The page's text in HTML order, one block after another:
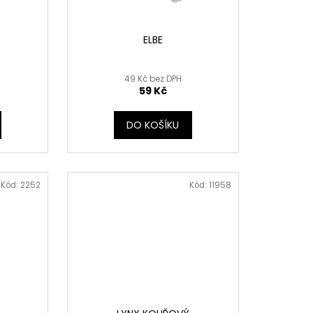
ELBE
49 Kč bez DPH
59 Kč
DO KOŠÍKU
Kód: 2252 Kód: 11958